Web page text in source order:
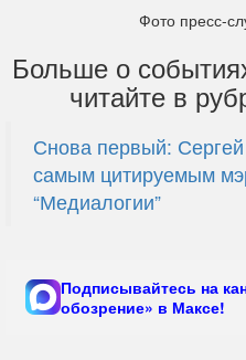
Фото пресс-
Больше о
читайте в
Снова первый: Сергей
самым цитируемым
“Медиалогии”
Подписывайтесь на
обозрение» в Максе!